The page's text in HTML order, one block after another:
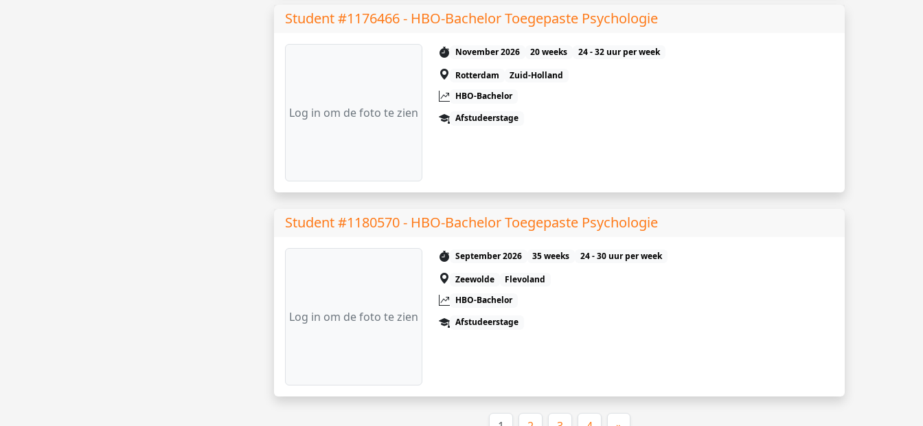
Student #1176466 - HBO-Bachelor Toegepaste Psychologie
Log in om de foto te zien
November 2026 20 weeks
24 - 32 uur per week
Rotterdam
Zuid-Holland
HBO-Bachelor
Afstudeerstage
Student #1180570 - HBO-Bachelor Toegepaste Psychologie
Log in om de foto te zien
September 2026 35 weeks
24 - 30 uur per week
Zeewolde
Flevoland
HBO-Bachelor
Afstudeerstage